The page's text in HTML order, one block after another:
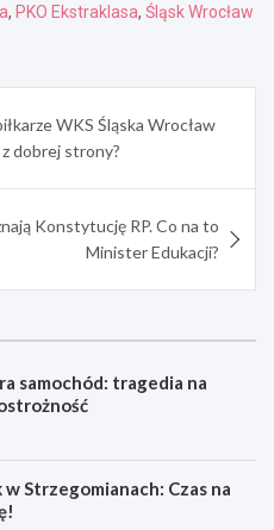
, PKO Ekstraklasa, Śląsk Wrocław
WKS Śląska Wrocław
dobrej strony?
Konstytucję RP. Co na to
Minister Edukacji?
samochód: tragedia na
Strzegomianach: Czas na